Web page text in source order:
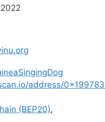
address/
(BEP20),